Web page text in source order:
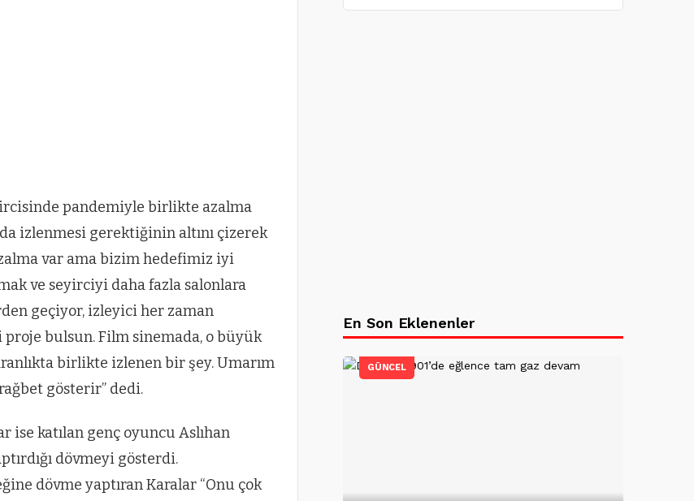
pandemiyle birlikte azalma
izlenmesi gerektiğinin altını çizerek
var ama bizim hedefimiz iyi
ve seyirciyi daha fazla salonlara
geçiyor, izleyici her zaman
bulsun. Film sinemada, o büyük
birlikte izlenen bir şey. Umarım
gösterir” dedi.
ise katılan genç oyuncu Aslıhan
dövmeyi gösterdi.
dövme yaptıran Karalar “Onu çok
En Son Eklenenler
GÜNCEL